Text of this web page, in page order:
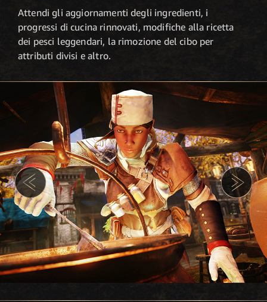
Attendi gli aggiornamenti degli ingredienti, i
progressi di cucina rinnovati, modifiche alla ricetta
dei pesci leggendari, la rimozione del cibo per
attributi divisi e altro.